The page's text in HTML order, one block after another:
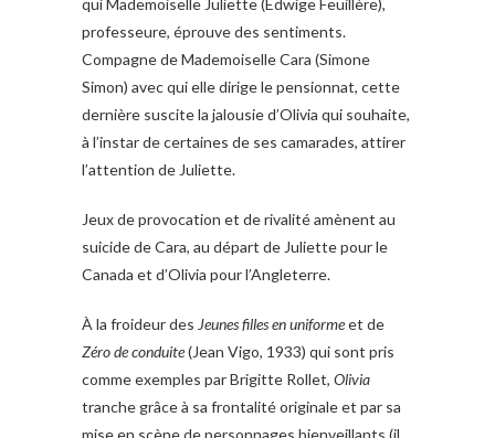
qui Mademoiselle Juliette (Edwige Feuillère),
professeure, éprouve des sentiments.
Compagne de Mademoiselle Cara (Simone
Simon) avec qui elle dirige le pensionnat, cette
dernière suscite la jalousie d’Olivia qui souhaite,
à l’instar de certaines de ses camarades, attirer
l’attention de Juliette.
Jeux de provocation et de rivalité amènent au
suicide de Cara, au départ de Juliette pour le
Canada et d’Olivia pour l’Angleterre.
À la froideur des Jeunes filles en uniformeet de
Zéro de conduite(Jean Vigo, 1933) qui sont pris
comme exemples par Brigitte Rollet, Olivia
tranche grâce à sa frontalité originale et par sa
mise en scène de personnages bienveillants (il